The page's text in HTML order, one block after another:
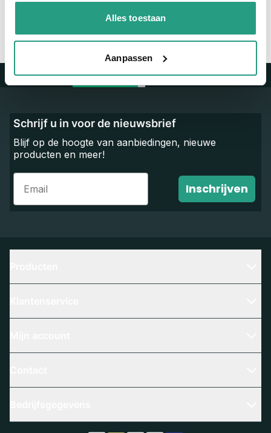
Alles toestaan
Aanpassen
Schrijf u in voor de nieuwsbrief
Blijf op de hoogte van aanbiedingen, nieuwe
producten en meer!
Email
Inschrijven